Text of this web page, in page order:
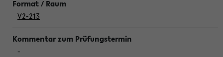
V2-213
-